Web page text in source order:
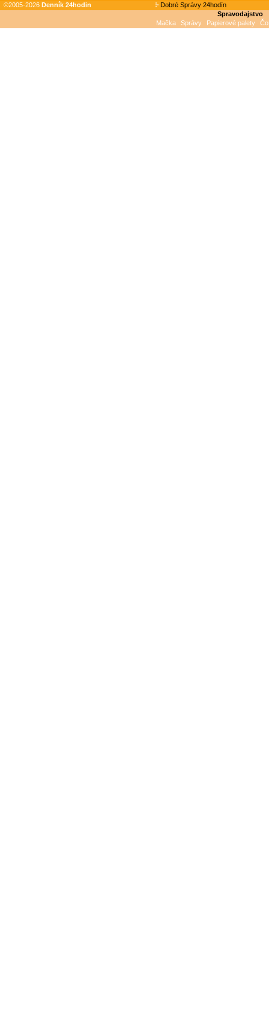
©2005-2026 Denník 24hodin
Dobré Správy 24hodín
Spravodajstvo
Mačka
Správy Papierové palety